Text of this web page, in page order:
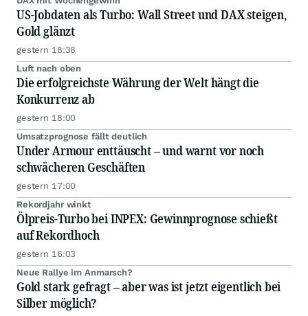
US-Jobdaten als Turbo: Wall Street und DAX steigen,
Gold glänzt
gestern 18:38
Luft nach oben
Die erfolgreichste Währung der Welt hängt die
Konkurrenz ab
gestern 18:00
Umsatzprognose fällt deutlich
Under Armour enttäuscht – und warnt vor noch
schwächeren Geschäften
gestern 17:00
Rekordjahr winkt
Ölpreis-Turbo bei INPEX: Gewinnprognose schießt
auf Rekordhoch
gestern 16:03
Neue Rallye im Anmarsch?
Gold stark gefragt – aber was ist jetzt eigentlich bei
Silber möglich?